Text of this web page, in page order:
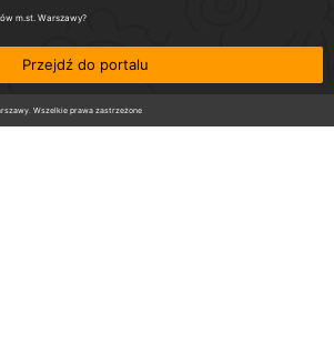
m.st. Warszawy?
Przejdź do portalu
Wszelkie prawa zastrzeżone